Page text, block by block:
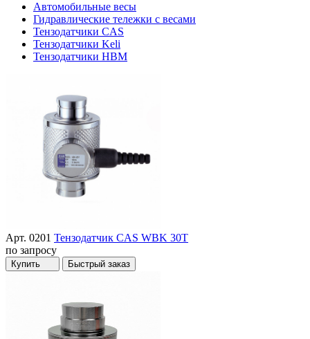
Автомобильные весы
Гидравлические тележки с весами
Тензодатчики CAS
Тензодатчики Keli
Тензодатчики HBM
Арт. 0201 Тензодатчик CAS WBK 30T
по запросу
Купить Быстрый заказ